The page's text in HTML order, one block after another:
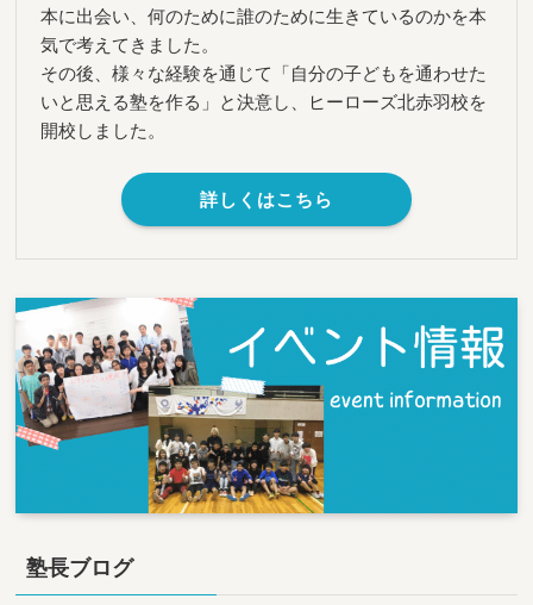
本に出会い、何のために誰のために生きているのかを本
気で考えてきました。
その後、様々な経験を通じて「自分の子どもを通わせた
いと思える塾を作る」と決意し、ヒーローズ北赤羽校を
開校しました。
詳しくはこちら
塾長ブログ